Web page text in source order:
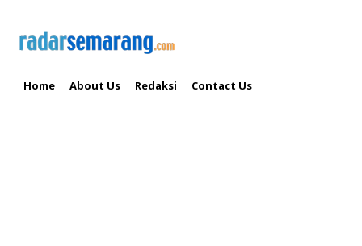
Home About Us Redaksi Contact Us